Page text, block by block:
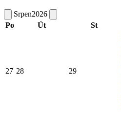
Srpen2026
Po
Út St
27 28 29